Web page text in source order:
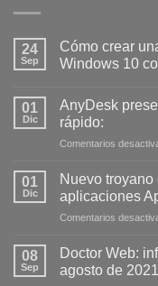
24
Sep
Cómo crear
Windows 10
01
Dic
AnyDesk
rápido:
Comentarios
01
Dic
Nuevo
aplicaciones
Comentarios
08
Sep
Doctor Web:
agosto de 2021